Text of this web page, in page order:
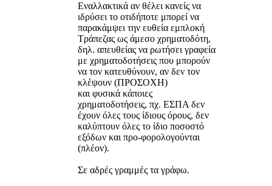
Εναλλακτικά αν θέλει κανείς να
ιδρύσει το οτιδήποτε μπορεί να
παρακάμψει την ευθεία εμπλοκή
Τράπεζας ως άμεσο χρηματοδότη,
δηλ. απευθείας να ρωτήσει γραφεία
με χρηματοδοτήσεις που μπορούν
να τον κατευθύνουν, αν δεν τον
κλέψουν (ΠΡΟΣΟΧΗ)
και φυσικά κάποιες
χρηματοδοτήσεις, πχ. ΕΣΠΑ δεν
έχουν όλες τους ίδιους όρους, δεν
καλύπτουν όλες το ίδιο ποσοστό
εξόδων και προ-φορολογούνται
(πλέον).
Σε αδρές γραμμές τα γράφω.